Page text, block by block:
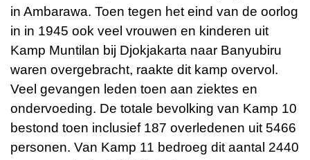
in Ambarawa. Toen tegen het eind van de oorlog
in in 1945 ook veel vrouwen en kinderen uit
Kamp Muntilan bij Djokjakarta naar Banyubiru
waren overgebracht, raakte dit kamp overvol.
Veel gevangen leden toen aan ziektes en
ondervoeding. De totale bevolking van Kamp 10
bestond toen inclusief 187 overledenen uit 5466
personen. Van Kamp 11 bedroeg dit aantal 2440